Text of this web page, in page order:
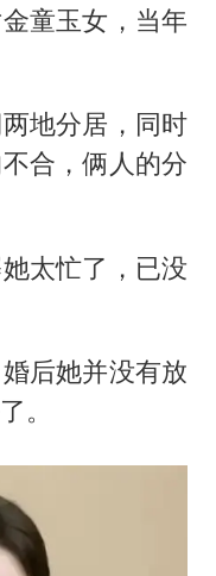
童玉女，当年
地分居，同时
合，俩人的分
太忙了，已没
后她并没有放
。